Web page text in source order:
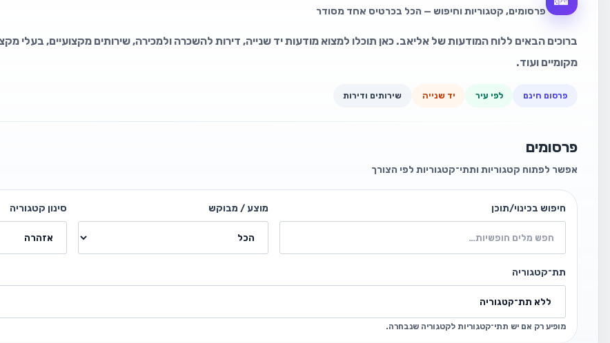
פרסומים, קטגוריות וחיפוש — הכל בכרטיס אחד מסודר
ברוכים הבאים ללוח המודעות של אליאב. כאן תוכלו למצוא מודעות יד שנייה, דירות להשכרה ולמכירה, שירותים מקצועיים, בעלי
מקומיים ועוד.
פרסום חינם לפי עיר יד שנייה שירותים ודירות
פרסומים
אפשר לפתוח קטגוריות ותתי־קטגוריות לפי הצורך
חיפוש בכינוי/תוכן מוצע / מבוקש סינון קטגוריה
תת־קטגוריה
מופיע רק אם יש תתי־קטגוריות לקטגוריה שנבחרה.